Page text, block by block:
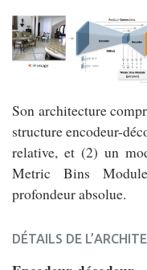
Son architecture
structure encodeur-
relative, et (2) un
Metric Bins
profondeur absolue.
DÉTAILS DE